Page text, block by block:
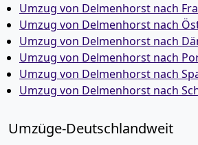
Umzug von Delmenhorst nach
Umzug von Delmenhorst nach
Umzug von Delmenhorst nach
Umzug von Delmenhorst nach
Umzug von Delmenhorst nach
Umzug von Delmenhorst nach
Umzüge-Deutschlandweit